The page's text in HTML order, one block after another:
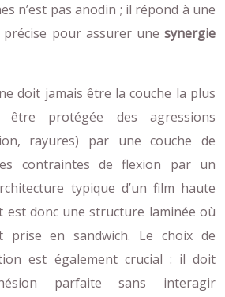
n’est pas anodin ; il répond à une
précise pour assurer une synergie
doit jamais être la couche la plus
protégée des agressions
rayures) par une couche de
contraintes de flexion par un
typique d’un film haute
donc une structure laminée où
prise en sandwich. Le choix de
est également crucial : il doit
parfaite sans interagir